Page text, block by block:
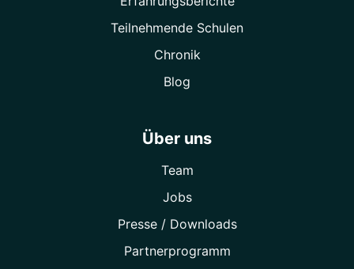
Teilnehmende Schulen
Chronik
Blog
Über uns
Team
Jobs
Presse / Downloads
Partner­programm